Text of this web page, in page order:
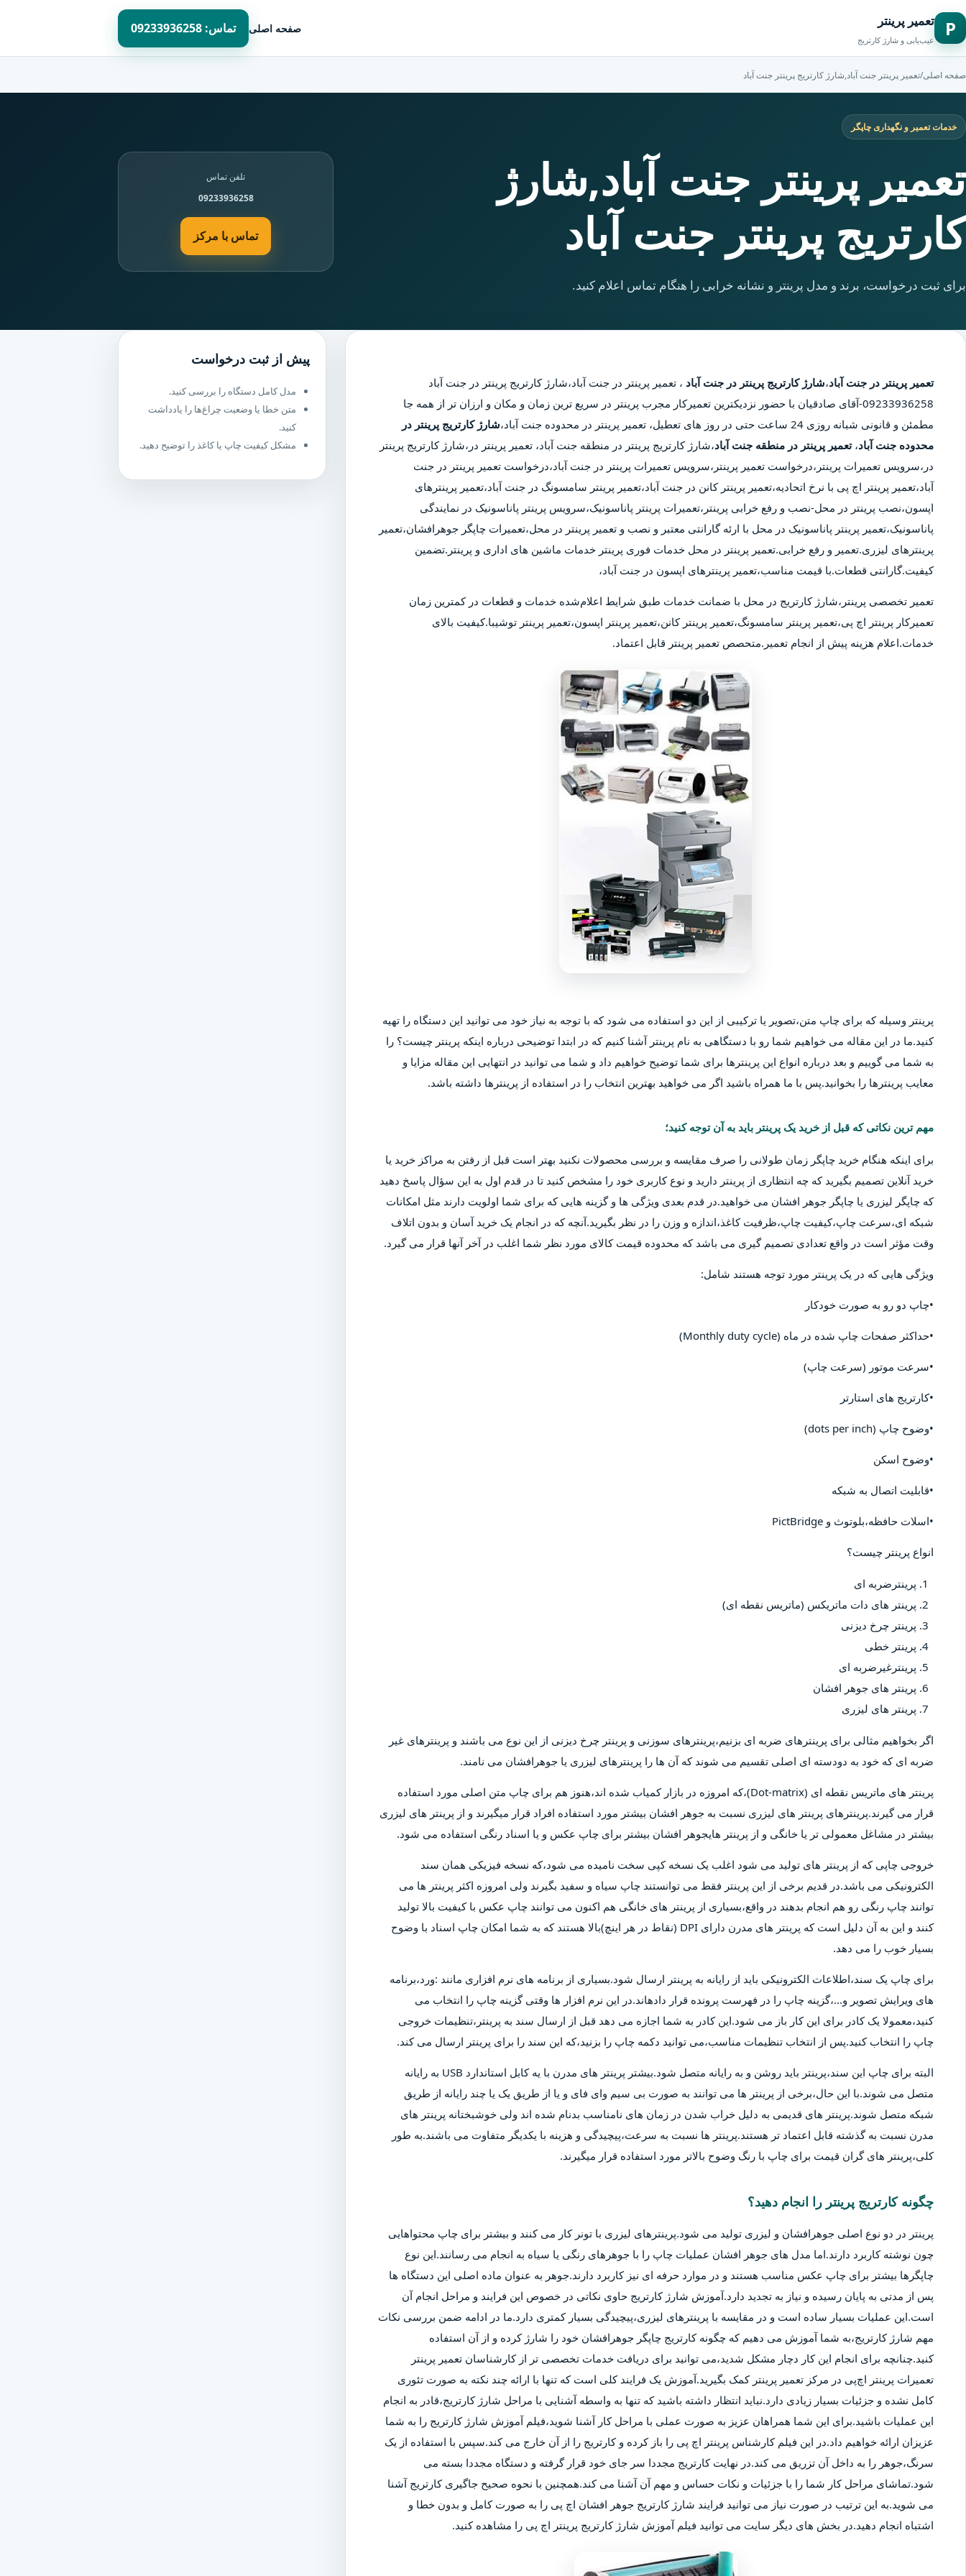
P تعمیر پرینتر
عیب‌یابی و شارژ کارتریج
صفحه اصلی تماس: 09233936258
صفحه اصلی/تعمیر پرینتر جنت آباد,شارژ کارتریج پرینتر جنت آباد
خدمات تعمیر و نگهداری چاپگر
تعمیر پرینتر جنت آباد,شارژ
کارتریج پرینتر جنت آباد
برای ثبت درخواست، برند و مدل پرینتر و نشانه خرابی را هنگام تماس اعلام کنید.
تلفن تماس
09233936258
تماس با مرکز
تعمیر پرینتر در جنت آباد،شارژ کارتریج پرینتر در جنت آباد ، تعمیر پرینتر در جنت آباد،شارژ کارتریج پرینتر در جنت آباد
09233936258-آقای صادقیان با حضور نزدیکترین تعمیرکار مجرب پرینتر در سریع ترین زمان و مکان و ارزان تر از همه جا
مطمئن و قانونی شبانه روزی 24 ساعت حتی در روز های تعطیل، تعمیر پرینتر در محدوده جنت آباد،
شارژ کارتریج پرینتر در
محدوده جنت آباد، تعمیر پرینتر در منطقه جنت آباد،شارژ کارتریج پرینتر در منطقه جنت آباد، تعمیر پرینتر در،شارژ کارتریج پرینتر
در،سرویس تعمیرات پرینتر،درخواست تعمیر پرینتر،سرویس تعمیرات پرینتر در جنت آباد،درخواست تعمیر پرینتر در جنت
آباد،تعمیر پرینتر اچ پی با نرخ اتحادیه،تعمیر پرینتر کانن در جنت آباد،تعمیر پرینتر سامسونگ در جنت آباد،تعمیر پرینترهای
اپسون،نصب پرینتر در محل-نصب و رفع خرابی پرینتر،تعمیرات پرینتر پاناسونیک،سرویس پرینتر پاناسونیک در نمایندگی
پاناسونیک،تعمیر پرینتر پاناسونیک در محل با ارئه گارانتی معتبر و نصب و تعمیر پرینتر در محل،تعمیرات چاپگر جوهرافشان،تعمیر
پرینترهای لیزری.تعمیر و رفع خرابی.تعمیر پرینتر در محل خدمات فوری پرینتر خدمات ماشین های اداری و پرینتر.تضمین
کیفیت.گارانتی قطعات.با قیمت مناسب،تعمیر پرینترهای اپسون در جنت آباد،
تعمیر تخصصی پرینتر،شارژ کارتریج در محل با ضمانت خدمات طبق شرایط اعلام‌شده خدمات و قطعات در کمترین زمان
تعمیرکار پرینتر اچ پی،تعمیر پرینتر سامسونگ،تعمیر پرینتر کانن،تعمیر پرینتر اپسون،تعمیر پرینتر توشیبا.کیفیت بالای
خدمات.اعلام هزینه پیش از انجام تعمیر.متحصص تعمیر پرینتر قابل اعتماد.
پرینتر وسیله که برای چاپ متن،تصویر یا ترکیبی از این دو استفاده می شود که با توجه به نیاز خود می توانید این دستگاه را تهیه
کنید.ما در این مقاله می خواهیم شما رو با دستگاهی به نام پرینتر آشنا کنیم که در ابتدا توضیحی درباره اینکه پرینتر چیست؟ را
به شما می گوییم و بعد درباره انواع این پرینترها برای شما توضیح خواهیم داد و شما می توانید در انتهایی این مقاله مزایا و
معایب پرینترها را بخوانید.پس با ما همراه باشید اگر می خواهید بهترین انتخاب را در استفاده از پرینترها داشته باشد.
مهم ترین نکاتی که قبل از خرید یک پرینتر باید به آن توجه کنید؛
برای اینکه هنگام خرید چاپگر زمان طولانی را صرف مقایسه و بررسی محصولات نکنید بهتر است قبل از رفتن به مراکز خرید یا
خرید آنلاین تصمیم بگیرید که چه انتظاری از پرینتر دارید و نوع کاربری خود را مشخص کنید تا در قدم اول به این سؤال پاسخ دهید
که چاپگر لیزری یا چاپگر جوهر افشان می خواهید.در قدم بعدی ویژگی ها و گزینه هایی که برای شما اولویت دارند مثل امکانات
شبکه ای،سرعت چاپ،کیفیت چاپ،ظرفیت کاغذ،اندازه و وزن را در نظر بگیرید.آنچه که در انجام یک خرید آسان و بدون اتلاف
وقت مؤثر است در واقع تعدادی تصمیم گیری می باشد که محدوده قیمت کالای مورد نظر شما اغلب در آخر آنها قرار می گیرد.
ویژگی هایی که در یک پرینتر مورد توجه هستند شامل:
•چاپ دو رو به صورت خودکار
•حداکثر صفحات چاپ شده در ماه (Monthly duty cycle)
•سرعت موتور (سرعت چاپ)
•کارتریج های استارتر
•وضوح چاپ (dots per inch)
•وضوح اسکن
•قابلیت اتصال به شبکه
•اسلات حافظه،بلوتوث و PictBridge
انواع پرینتر چیست؟
پرینترضربه ای
پرینتر های دات ماتریکس (ماتریس نقطه ای)
پرینتر چرخ دیزنی
پرینتر خطی
پرینترغیرضربه ای
پرینتر های جوهر افشان
پرینتر های لیزری
اگر بخواهیم مثالی برای پرینترهای ضربه ای بزنیم،پرینترهای سوزنی و پرینتر چرخ دیزنی از این نوع می باشند و پرینترهای غیر
ضربه ای که خود به دودسته ای اصلی تقسیم می شوند که آن ها را پرینترهای لیزری یا جوهرافشان می نامند.
پرینتر های ماتریس نقطه ای (Dot-matrix)،که امروزه در بازار کمیاب شده اند،هنوز هم برای چاپ متن اصلی مورد استفاده
قرار می گیرند.پرینترهای پرینتر های لیزری نسبت به جوهر افشان بیشتر مورد استفاده افراد قرار میگیرند و از پرینتر های لیزری
بیشتر در مشاغل معمولی تر یا خانگی و از پرینتر هایجوهر افشان بیشتر برای چاپ عکس و یا اسناد رنگی استفاده می شود.
خروجی چاپی که از پرینتر های تولید می شود اغلب یک نسخه کپی سخت نامیده می شود،که نسخه فیزیکی همان سند
الکترونیکی می باشد.در قدیم برخی از این پرینتر فقط می توانستند چاپ سیاه و سفید بگیرند ولی امروزه اکثر پرینتر ها می
توانند چاپ رنگی رو هم انجام بدهند در واقع،بسیاری از پرینتر های خانگی هم اکنون می توانند چاپ عکس با کیفیت بالا تولید
کنند و این به آن دلیل است که پرینتر های مدرن دارای DPI (نقاط در هر اینچ)بالا هستند که به شما امکان چاپ اسناد با وضوح
بسیار خوب را می دهد.
برای چاپ یک سند،اطلاعات الکترونیکی باید از رایانه به پرینتر ارسال شود.بسیاری از برنامه های نرم افزاری مانند :ورد،برنامه
های ویرایش تصویر و...،گزینه چاپ را در فهرست پرونده قرار دادهاند.در این نرم افزار ها وقتی گزینه چاپ را انتخاب می
کنید،معمولا یک کادر برای این کار باز می شود.این کادر به شما اجازه می دهد قبل از ارسال سند به پرینتر،تنظیمات خروجی
چاپ را انتخاب کنید.پس از انتخاب تنظیمات مناسب،می توانید دکمه چاپ را بزنید،که این سند را برای پرینتر ارسال می کند.
البته برای چاپ این سند،پرینتر باید روشن و به رایانه متصل شود.بیشتر پرینتر های مدرن با یه کابل استاندارد USB به رایانه
متصل می شوند.با این حال،برخی از پرینتر ها می توانند به صورت بی سیم وای فای و یا از طریق یک یا چند رایانه از طریق
شبکه متصل شوند.پرینتر های قدیمی به دلیل خراب شدن در زمان های نامناسب بدنام شده اند ولی خوشبختانه پرینتر های
مدرن نسبت به گذشته قابل اعتماد تر هستند.پرینتر ها نسبت به سرعت،پیچیدگی و هزینه با یکدیگر متفاوت می باشند.به طور
کلی،پرینتر های گران قیمت برای چاپ با رنگ وضوح بالاتر مورد استفاده قرار میگیرند.
چگونه کارتریج پرینتر را انجام دهید؟
پرینتر در دو نوع اصلی جوهرافشان و لیزری تولید می شود.پرینترهای لیزری با تونر کار می کنند و بیشتر برای چاپ محتواهایی
چون نوشته کاربرد دارند.اما مدل های جوهر افشان عملیات چاپ را با جوهرهای رنگی یا سیاه به انجام می رسانند.این نوع
چاپگرها بیشتر برای چاپ عکس مناسب هستند و در موارد حرفه ای نیز کاربرد دارند.جوهر به عنوان ماده اصلی این دستگاه ها
پس از مدتی به پایان رسیده و نیاز به تجدید دارد.آموزش شارژ کارتریج حاوی نکاتی در خصوص این فرایند و مراحل انجام آن
است.این عملیات بسیار ساده است و در مقایسه با پرینترهای لیزری،پیچیدگی بسیار کمتری دارد.ما در ادامه ضمن بررسی نکات
مهم شارژ کارتریج،به شما آموزش می دهیم که چگونه کارتریج چاپگر جوهرافشان خود را شارژ کرده و از آن استفاده
کنید.چنانچه برای انجام این کار دچار مشکل شدید،می توانید برای دریافت خدمات تخصصی تر از کارشناسان تعمیر پرینتر
تعمیرات پرینتر اچ‌پی در مرکز تعمیر پرینتر کمک بگیرید.آموزش یک فرایند کلی است که تنها با ارائه چند نکته به صورت تئوری
کامل نشده و جزئیات بسیار زیادی دارد.نباید انتظار داشته باشید که تنها به واسطه آشنایی با مراحل شارژ کارتریج،قادر به انجام
این عملیات باشید.برای این شما همراهان عزیز به صورت عملی با مراحل کار آشنا شوید،فیلم آموزش شارژ کارتریج را به شما
عزیزان ارائه خواهیم داد.در این فیلم کارشناس پرینتر اچ پی را باز کرده و کارتریج را از آن خارج می کند.سپس با استفاده از یک
سرنگ،جوهر را به داخل آن تزریق می کند.در نهایت کارتریج مجددا سر جای خود قرار گرفته و دستگاه مجددا بسته می
شود.تماشای مراحل کار شما را با جزئیات و نکات حساس و مهم آن آشنا می کند.همچنین با نحوه صحیح جاگیری کارتریج آشنا
می شوید.به این ترتیب در صورت نیاز می توانید فرایند شارژ کارتریج جوهر افشان اچ پی را به صورت کامل و بدون خطا و
اشتباه انجام دهید.در بخش های دیگر سایت می توانید فیلم آموزش شارژ کارتریج پرینتر اچ پی را مشاهده کنید.
پیش از ثبت درخواست
مدل کامل دستگاه را بررسی کنید.
متن خطا یا وضعیت چراغ‌ها را یادداشت
کنید.
مشکل کیفیت چاپ یا کاغذ را توضیح دهید.